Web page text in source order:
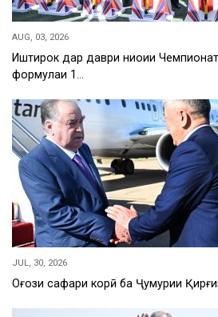
AUG, 03, 2026
Иштирок дар даври ниҳоии
формулаи 1…
JUL, 30, 2026
Оғози сафари корӣ ба Ҷумҳурии